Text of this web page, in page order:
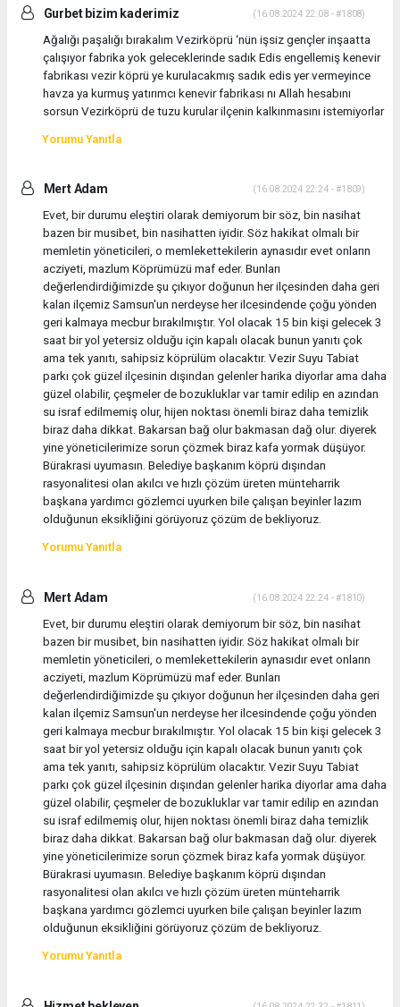
Gurbet bizim kaderimiz (16.08.2024 22:08 - #1808)
Ağalığı paşalığı bırakalım Vezirköprü ‘nün işsiz gençler inşaatta
çalışıyor fabrika yok geleceklerinde sadık Edis engellemiş kenevir
fabrikası vezir köprü ye kurulacakmış sadık edis yer vermeyince
havza ya kurmuş yatırımcı kenevir fabrikası nı Allah hesabını
sorsun Vezirköprü de tuzu kurular ilçenin kalkınmasını istemiyorlar
Yorumu Yanıtla
Mert Adam (16.08.2024 22:24 - #1809)
Evet, bir durumu eleştiri olarak demiyorum bir söz, bin nasihat
bazen bir musibet, bin nasihatten iyidir. Söz hakikat olmalı bir
memletin yöneticileri, o memlekettekilerin aynasıdır evet onların
acziyeti, mazlum Köprümüzü maf eder. Bunları
değerlendirdiğimizde şu çıkıyor doğunun her ilçesinden daha geri
kalan ilçemiz Samsun'un nerdeyse her ilcesindende çoğu yönden
geri kalmaya mecbur bırakılmıştır. Yol olacak 15 bin kişi gelecek 3
saat bir yol yetersiz olduğu için kapalı olacak bunun yanıtı çok
ama tek yanıtı, sahipsiz köprülüm olacaktır. Vezir Suyu Tabiat
parkı çok güzel ilçesinin dışından gelenler harika diyorlar ama daha
güzel olabilir, çeşmeler de bozukluklar var tamir edilip en azından
su israf edilmemiş olur, hijen noktası önemli biraz daha temizlik
biraz daha dikkat. Bakarsan bağ olur bakmasan dağ olur. diyerek
yine yöneticilerimize sorun çözmek biraz kafa yormak düşüyor.
Bürakrasi uyumasın. Belediye başkanım köprü dışından
rasyonalitesi olan akılcı ve hızlı çözüm üreten münteharrik
başkana yardımcı gözlemci uyurken bile çalışan beyinler lazım
olduğunun eksikliğini görüyoruz çözüm de bekliyoruz.
Yorumu Yanıtla
Mert Adam (16.08.2024 22:24 - #1810)
Evet, bir durumu eleştiri olarak demiyorum bir söz, bin nasihat
bazen bir musibet, bin nasihatten iyidir. Söz hakikat olmalı bir
memletin yöneticileri, o memlekettekilerin aynasıdır evet onların
acziyeti, mazlum Köprümüzü maf eder. Bunları
değerlendirdiğimizde şu çıkıyor doğunun her ilçesinden daha geri
kalan ilçemiz Samsun'un nerdeyse her ilcesindende çoğu yönden
geri kalmaya mecbur bırakılmıştır. Yol olacak 15 bin kişi gelecek 3
saat bir yol yetersiz olduğu için kapalı olacak bunun yanıtı çok
ama tek yanıtı, sahipsiz köprülüm olacaktır. Vezir Suyu Tabiat
parkı çok güzel ilçesinin dışından gelenler harika diyorlar ama daha
güzel olabilir, çeşmeler de bozukluklar var tamir edilip en azından
su israf edilmemiş olur, hijen noktası önemli biraz daha temizlik
biraz daha dikkat. Bakarsan bağ olur bakmasan dağ olur. diyerek
yine yöneticilerimize sorun çözmek biraz kafa yormak düşüyor.
Bürakrasi uyumasın. Belediye başkanım köprü dışından
rasyonalitesi olan akılcı ve hızlı çözüm üreten münteharrik
başkana yardımcı gözlemci uyurken bile çalışan beyinler lazım
olduğunun eksikliğini görüyoruz çözüm de bekliyoruz.
Yorumu Yanıtla